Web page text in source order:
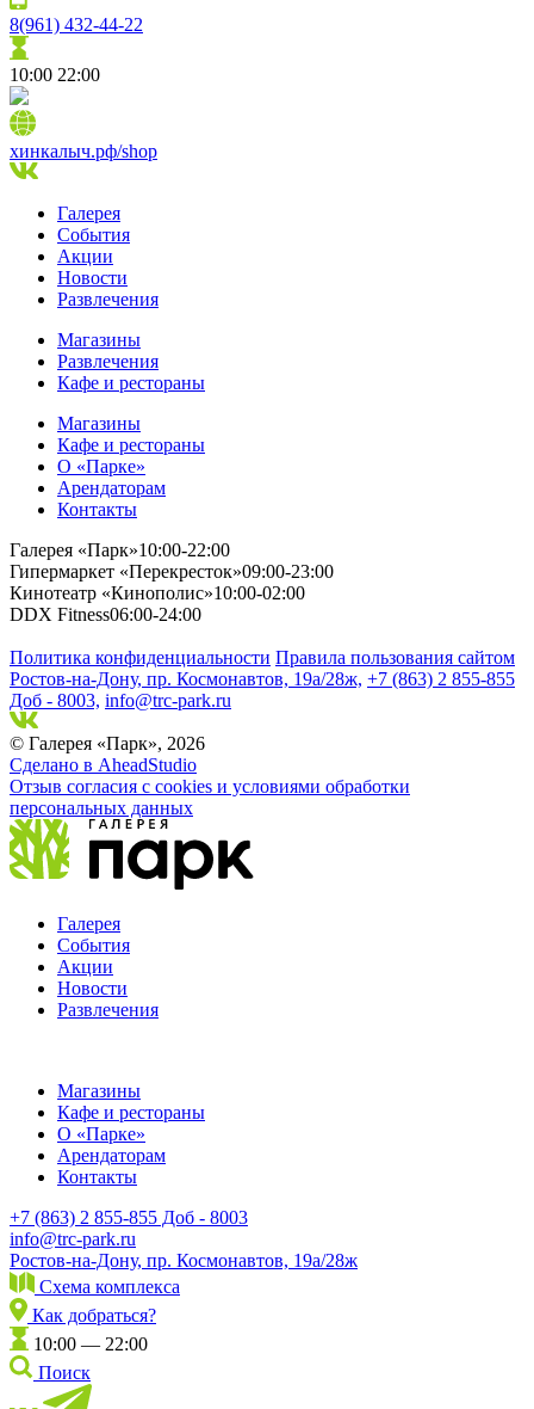
8(961) 432-44-22
10:00 22:00
хинкалыч.рф/shop
Галерея
События
Акции
Новости
Развлечения
Магазины
Развлечения
Кафе и рестораны
Магазины
Кафе и рестораны
О «Парке»
Арендаторам
Контакты
Галерея «Парк»10:00-22:00
Гипермаркет «Перекресток»09:00-23:00
Кинотеатр «Кинополис»10:00-02:00
DDX Fitness06:00-24:00
Политика конфиденциальности Правила пользования сайтом
Ростов-на-Дону, пр. Космонавтов, 19а/28ж, +7 (863) 2 855-855
Доб - 8003, info@trc-park.ru
© Галерея «Парк», 2026
Сделано в AheadStudio
Отзыв согласия с cookies и условиями обработки
персональных данных
Галерея
События
Акции
Новости
Развлечения
Магазины
Кафе и рестораны
О «Парке»
Арендаторам
Контакты
+7 (863) 2 855-855 Доб - 8003
info@trc-park.ru
Ростов-на-Дону, пр. Космонавтов, 19а/28ж
Схема комплекса
Как добраться?
10:00 — 22:00
Поиск